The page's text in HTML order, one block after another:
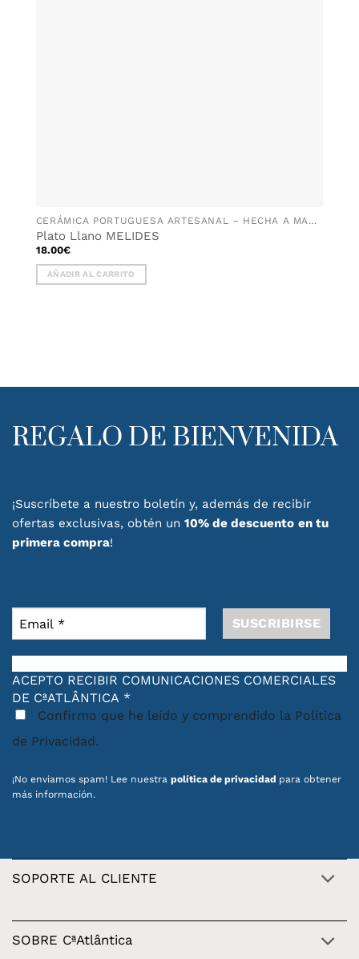
CERÁMICA PORTUGUESA ARTESANAL – HECHA A MANO EN PORTUGAL
Plato Llano MELIDES
18.00€
AÑADIR AL CARRITO
REGALO DE BIENVENIDA
¡Suscríbete a nuestro boletín y, además de recibir
ofertas exclusivas, obtén un 10% de descuento en tu
primera compra!
ACEPTO RECIBIR COMUNICACIONES COMERCIALES
DE CªATLÂNTICA *
Confirmo que he leído y comprendido la Política
de Privacidad.
¡No enviamos spam! Lee nuestra política de privacidad para obtener
más información.
SOPORTE AL CLIENTE
SOBRE CªAtlântica